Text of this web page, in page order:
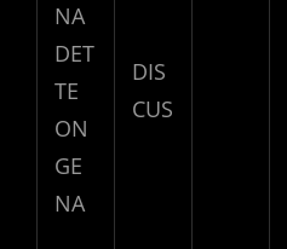
NA
DET
TE
ON
GE
NA
DIS
CUS